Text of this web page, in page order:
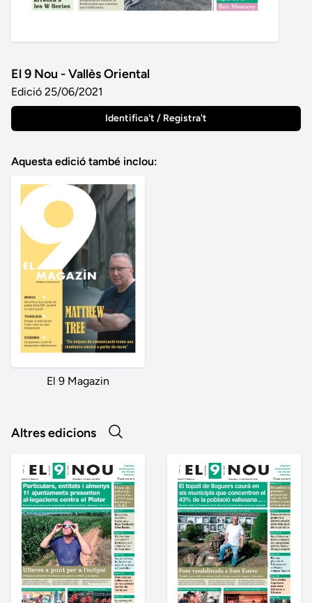
El 9 Nou - Vallès Oriental
Edició 25/06/2021
Identifica't / Registra't
Aquesta edició també inclou:
El 9 Magazin
Altres edicions